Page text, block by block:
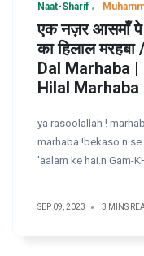
Naat-Sharif
एक नज़र आसमाँ पे
का हिलाल
Dal Marhaba
Hilal Marhaba
ya rasoolallah !
marhaba !bekaso.n
'aalam ke hai.n Gam-
SEP 09, 2023 3 MINS